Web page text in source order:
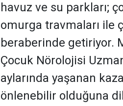
havuz ve su parkları;
omurga travmaları ile
beraberinde getiriyor.
Çocuk Nörolojisi
aylarında yaşanan
önlenebilir olduğuna